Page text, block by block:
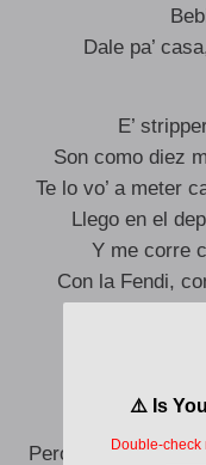
Dale pa’
E’
Son como diez
Te lo vo’ a meter
Llego en el
Y me corre
Con la Fendi,
Y yo, que
Pero sabe que yo